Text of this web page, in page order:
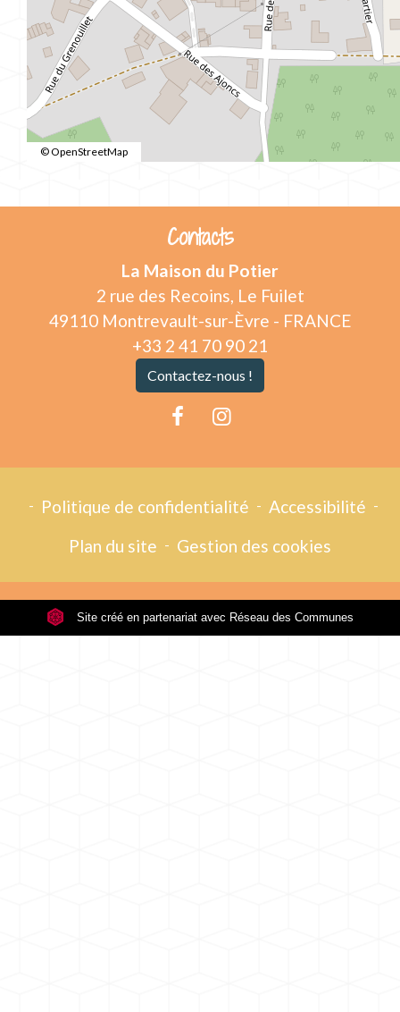
© OpenStreetMap
Contacts
La Maison du Potier
2 rue des Recoins, Le Fuilet
49110 Montrevault-sur-Èvre - FRANCE
+33 2 41 70 90 21
Contactez-nous !
- Politique de confidentialité - Accessibilité -
Plan du site - Gestion des cookies
Site créé en partenariat avec Réseau des Communes